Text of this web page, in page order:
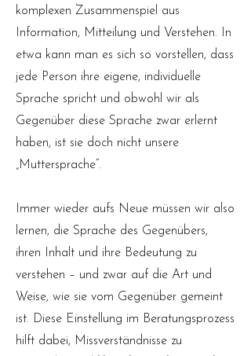
komplexen Zusammenspiel aus
Information, Mitteilung und Verstehen. In
etwa kann man es sich so vorstellen, dass
jede Person ihre eigene, individuelle
Sprache spricht und obwohl wir als
Gegenüber diese Sprache zwar erlernt
haben, ist sie doch nicht unsere
„Muttersprache“.
Immer wieder aufs Neue müssen wir also
lernen, die Sprache des Gegenübers,
ihren Inhalt und ihre Bedeutung zu
verstehen – und zwar auf die Art und
Weise, wie sie vom Gegenüber gemeint
ist. Diese Einstellung im Beratungsprozess
hilft dabei, Missverständnisse zu